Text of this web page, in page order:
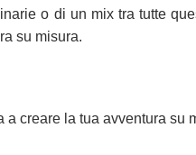
o di un mix tra tutte
su misura.
a creare la tua avventura su